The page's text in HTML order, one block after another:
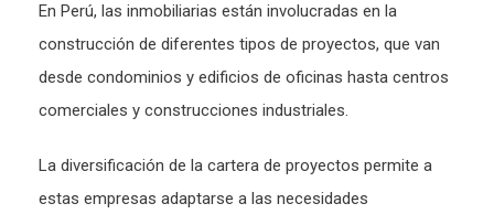
En Perú, las inmobiliarias están involucradas en la
construcción de diferentes tipos de proyectos, que van
desde condominios y edificios de oficinas hasta centros
comerciales y construcciones industriales.
La diversificación de la cartera de proyectos permite a
estas empresas adaptarse a las necesidades